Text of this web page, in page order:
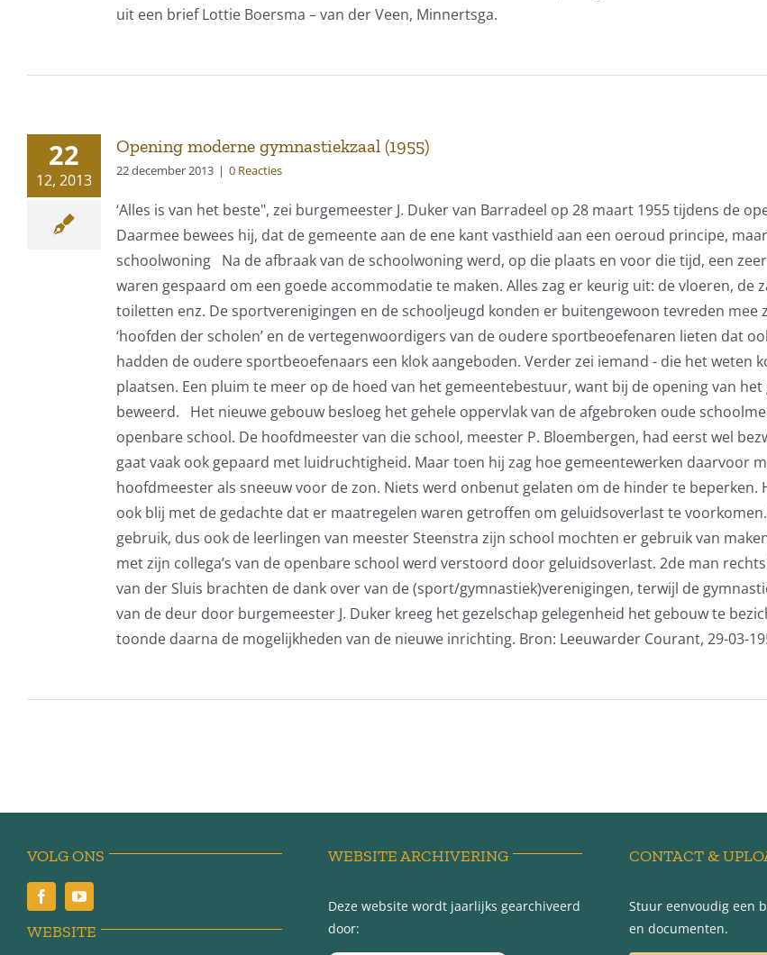
uit een brief Lottie Boersma – van der Veen, Minnertsga.
22
12, 2013
Opening moderne gymnastiekzaal (1955)
22 december 2013 | 0 Reacties
‘Alles is van het beste", zei burgemeester J. Duker van Barradeel op 28 maart 1955 tijdens de
Daarmee bewees hij, dat de gemeente aan de ene kant vasthield aan een oeroud principe,
schoolwoning Na de afbraak van de schoolwoning werd, op die plaats en voor die tijd, een
waren gespaard om een goede accommodatie te maken. Alles zag er keurig uit: de vloeren, de
toiletten enz. De sportverenigingen en de schooljeugd konden er buitengewoon tevreden mee
‘hoofden der scholen’ en de vertegenwoordigers van de oudere sportbeoefenaren lieten dat
hadden de oudere sportbeoefenaars een klok aangeboden. Verder zei iemand - die het weten
plaatsen. Een pluim te meer op de hoed van het gemeentebestuur, want bij de opening van
beweerd. Het nieuwe gebouw besloeg het gehele oppervlak van de afgebroken oude
openbare school. De hoofdmeester van die school, meester P. Bloembergen, had eerst wel
gaat vaak ook gepaard met luidruchtigheid. Maar toen hij zag hoe gemeentewerken daarvoor
hoofdmeester als sneeuw voor de zon. Niets werd onbenut gelaten om de hinder te beperken.
ook blij met de gedachte dat er maatregelen waren getroffen om geluidsoverlast te
gebruik, dus ook de leerlingen van meester Steenstra zijn school mochten er gebruik van
met zijn collega’s van de openbare school werd verstoord door geluidsoverlast. 2de man
van der Sluis brachten de dank over van de (sport/gymnastiek)verenigingen, terwijl de
van de deur door burgemeester J. Duker kreeg het gezelschap gelegenheid het gebouw te
toonde daarna de mogelijkheden van de nieuwe inrichting. Bron: Leeuwarder Courant, 29-03-
VOLG ONS
WEBSITE
WEBSITE ARCHIVERING
Deze website wordt jaarlijks gearchiveerd
door:
CONTACT &
Stuur eenvoudig een
en documenten.